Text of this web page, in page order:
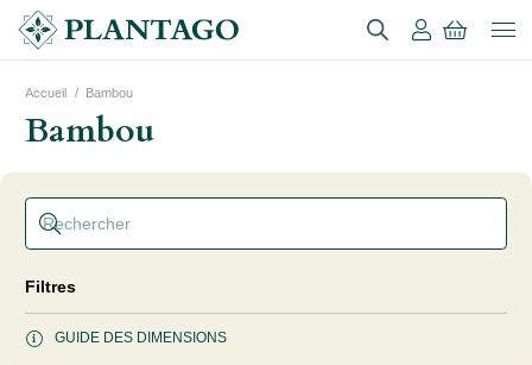
Accueil / Bambou
Bambou
Filtres
GUIDE DES DIMENSIONS